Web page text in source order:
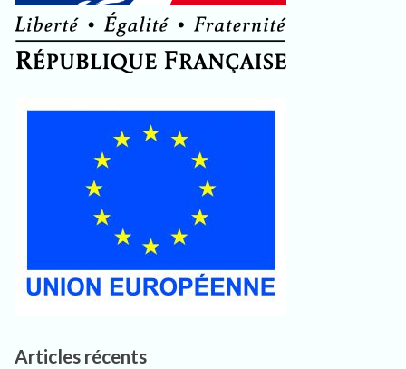
Articles récents